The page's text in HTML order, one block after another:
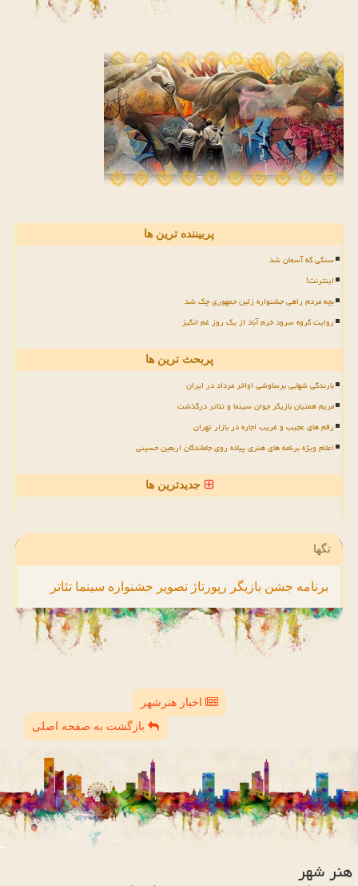
پربیننده ترین ها
سنگی که آسمان شد
اینترنت!
بچه مردم راهی جشنواره زلین جمهوری چک شد
روایت گروه سرود خرم آباد از یک روز غم انگیز
پربحث ترین ها
بارندگی شهابی برساوشی اواخر مرداد در ایران
مریم همتیان بازیگر جوان سینما و تئاتر درگذشت
رقم های عجیب و غریب اجاره در بازار تهران
اعلام ویژه برنامه های هنری پیاده روی جاماندگان اربعین حسینی
جدیدترین ها
تگها
برنامه جشن بازیگر رپورتاژ تصویر جشنواره سینما تئاتر
اخبار هنرشهر
بازگشت به صفحه اصلی
هنر شهر